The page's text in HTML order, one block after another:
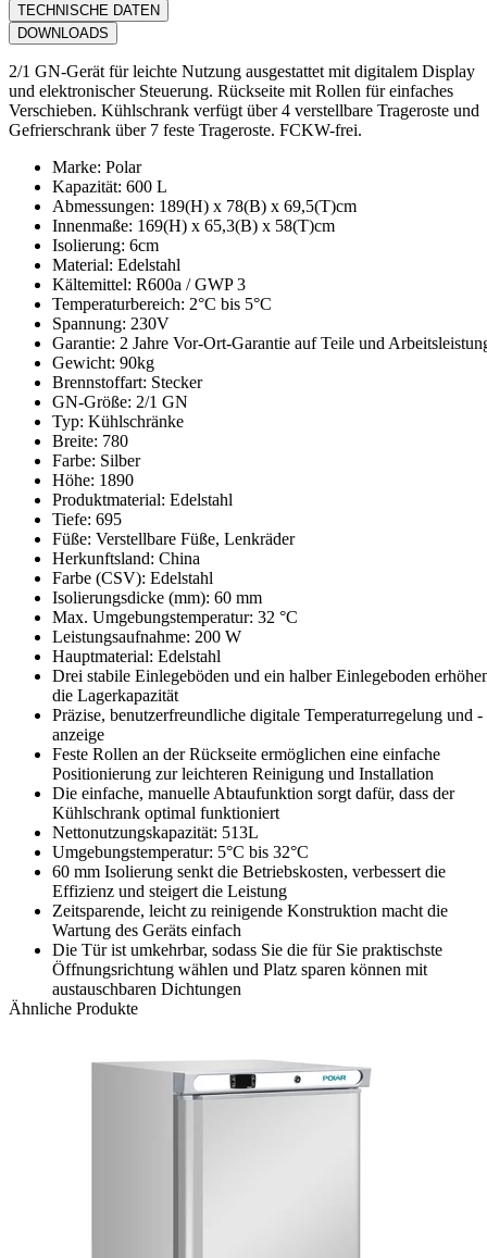
TECHNISCHE DATEN
DOWNLOADS
2/1 GN-Gerät für leichte Nutzung ausgestattet mit digitalem Display
und elektronischer Steuerung. Rückseite mit Rollen für einfaches
Verschieben. Kühlschrank verfügt über 4 verstellbare Trageroste und
Gefrierschrank über 7 feste Trageroste. FCKW-frei.
Marke: Polar
Kapazität: 600 L
Abmessungen: 189(H) x 78(B) x 69,5(T)cm
Innenmaße: 169(H) x 65,3(B) x 58(T)cm
Isolierung: 6cm
Material: Edelstahl
Kältemittel: R600a / GWP 3
Temperaturbereich: 2°C bis 5°C
Spannung: 230V
Garantie: 2 Jahre Vor-Ort-Garantie auf Teile und
Gewicht: 90kg
Brennstoffart: Stecker
GN-Größe: 2/1 GN
Typ: Kühlschränke
Breite: 780
Farbe: Silber
Höhe: 1890
Produktmaterial: Edelstahl
Tiefe: 695
Füße: Verstellbare Füße, Lenkräder
Herkunftsland: China
Farbe (CSV): Edelstahl
Isolierungsdicke (mm): 60 mm
Max. Umgebungstemperatur: 32 °C
Leistungsaufnahme: 200 W
Hauptmaterial: Edelstahl
Drei stabile Einlegeböden und ein halber Einlegeboden
die Lagerkapazität
Präzise, benutzerfreundliche digitale Temperaturregelung und -
anzeige
Feste Rollen an der Rückseite ermöglichen eine einfache
Positionierung zur leichteren Reinigung und Installation
Die einfache, manuelle Abtaufunktion sorgt dafür, dass der
Kühlschrank optimal funktioniert
Nettonutzungskapazität: 513L
Umgebungstemperatur: 5°C bis 32°C
60 mm Isolierung senkt die Betriebskosten, verbessert die
Effizienz und steigert die Leistung
Zeitsparende, leicht zu reinigende Konstruktion macht die
Wartung des Geräts einfach
Die Tür ist umkehrbar, sodass Sie die für Sie praktischste
Öffnungsrichtung wählen und Platz sparen können mit
austauschbaren Dichtungen
Ähnliche Produkte